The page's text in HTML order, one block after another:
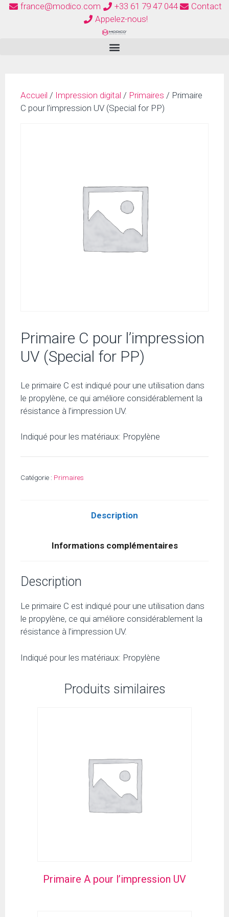
france@modico.com +33 61 79 47 044
Contact
Appelez-nous!
Accueil / Impression digital / Primaires / Primaire
C pour l’impression UV (Special for PP)
Primaire C pour l’impression
UV (Special for PP)
Le primaire C est indiqué pour une utilisation dans
le propylène, ce qui améliore considérablement la
résistance à l’impression UV.
Indiqué pour les matériaux: Propylène
Catégorie : Primaires
Description
Informations complémentaires
Description
Le primaire C est indiqué pour une utilisation dans
le propylène, ce qui améliore considérablement la
résistance à l’impression UV.
Indiqué pour les matériaux: Propylène
Produits similaires
Primaire A pour l’impression UV